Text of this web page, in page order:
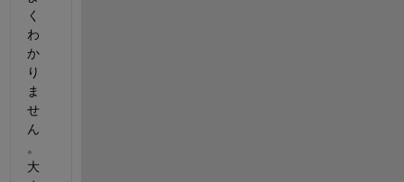
く
わ
か
り
ま
せ
ん
。
大